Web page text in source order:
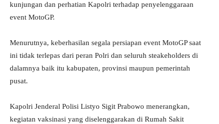
kunjungan dan perhatian Kapolri terhadap penyelenggaraan
event MotoGP.
Menurutnya, keberhasilan segala persiapan event MotoGP saat
ini tidak terlepas dari peran Polri dan seluruh steakeholders di
dalamnya baik itu kabupaten, provinsi maupun pemerintah
pusat.
Kapolri Jenderal Polisi Listyo Sigit Prabowo menerangkan,
kegiatan vaksinasi yang diselenggarakan di Rumah Sakit